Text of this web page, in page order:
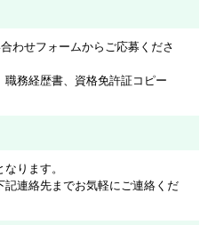
わせフォームからご応募くださ
職務経歴書、資格免許証コピー
ります。
連絡先までお気軽にご連絡くだ